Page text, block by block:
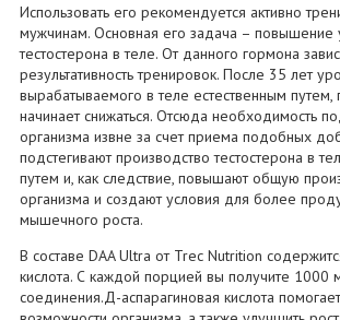
Использовать его рекомендуется активно
мужчинам. Основная его задача – повышение
тестостерона в теле. От данного гормона
результативность тренировок. После 35 лет
вырабатываемого в теле естественным путем,
начинает снижаться. Отсюда необходимость
организма извне за счет приема подобных
подстегивают производство тестостерона в
путем и, как следствие, повышают общую
организма и создают условия для более
мышечного роста.
В составе DAA Ultra от Trec Nutrition
кислота. С каждой порцией вы получите 1000
соединения.Д-аспарагиновая кислота